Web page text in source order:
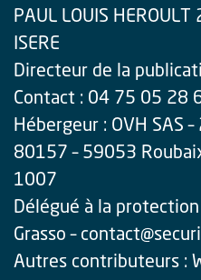
PAUL LOUIS
ISERE
Directeur de la
Contact : 04 75 05 28
Hébergeur : OVH SAS
80157 – 59053
1007
Délégué à la
Grasso –
Autres contributeurs :